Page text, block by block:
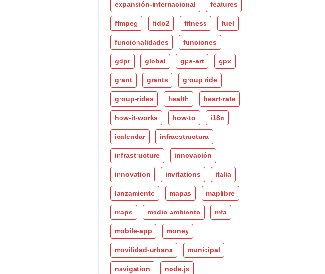
expansión-internacional features
ffmpeg fido2 fitness fuel
funcionalidades funciones
gdpr global gps-art gpx
grant grants group ride
group-rides health heart-rate
how-it-works how-to i18n
icalendar infraestructura
infrastructure innovación
innovation invitations italia
lanzamiento mapas maplibre
maps medio ambiente mfa
mobile-app money
movilidad-urbana municipal
navigation node.js